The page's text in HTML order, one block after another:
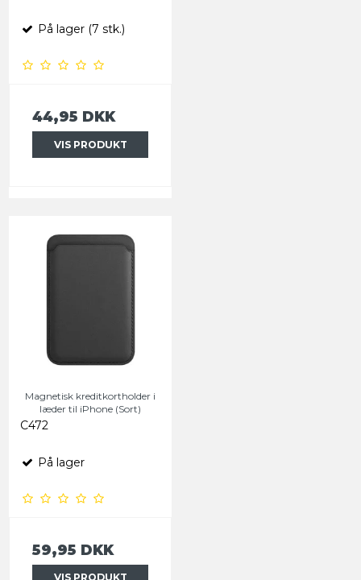
På lager (7 stk.)
44,95 DKK
VIS PRODUKT
Magnetisk kreditkortholder i
læder til iPhone (Sort)
C472
På lager
59,95 DKK
VIS PRODUKT